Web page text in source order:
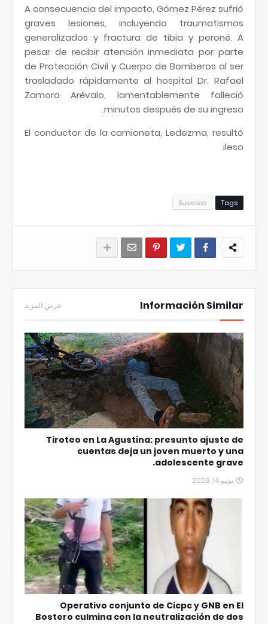
A consecuencia del impacto, Gómez Pérez sufrió
graves lesiones, incluyendo traumatismos
generalizados y fractura de tibia y peroné. A
pesar de recibir atención inmediata por parte
de Protección Civil y Cuerpo de Bomberos al ser
trasladado rápidamente al hospital Dr. Rafael
Zamora Arévalo, lamentablemente falleció
minutos después de su ingreso.
El conductor de la camioneta, Ledezma, resultó
ileso.
Tags
Sucesos
Información Similar عرض المزيد
Tiroteo en La Agustina: presunto ajuste de
cuentas deja un joven muerto y una
adolescente grave.
يونيو 14, 2026
Operativo conjunto de Cicpc y GNB en El
Bostero culmina con la neutralización de dos